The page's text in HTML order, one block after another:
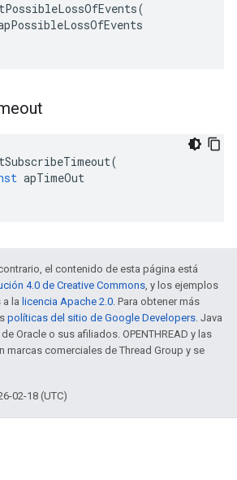
(
(
apTimeOut
el contenido de esta página está
4.0 de Creative Commons, y los ejemplos
la licencia Apache 2.0. Para obtener más
políticas del sitio de Google Developers. Java
Oracle o sus afiliados. OPENTHREAD y las
marcas comerciales de Thread Group y se
02-18 (UTC)